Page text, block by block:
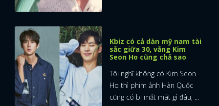
Kbiz có cả dàn mỹ nam tài
sắc giữa 30, vắng Kim
Seon Ho cũng chả sao
Tôi nghĩ không có Kim Seon
Ho thì phim ảnh Hàn Quốc
cũng có bị mất mát gì đâu, ...